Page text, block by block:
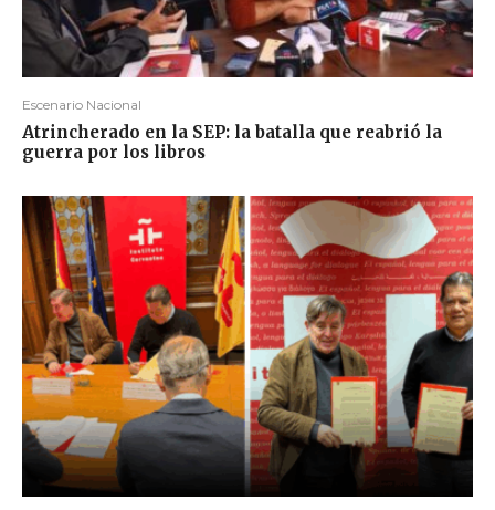
Escenario Nacional
Atrincherado en la SEP: la batalla que reabrió la
guerra por los libros